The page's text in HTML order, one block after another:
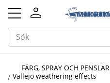
Meny
FÄRG, SPRAY OCH PENSLAR
Vallejo weathering effects